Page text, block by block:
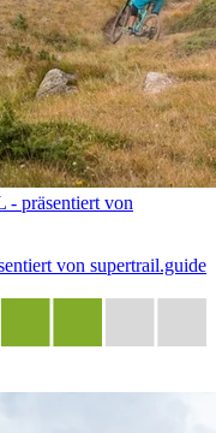
präsentiert von
von supertrail.guide